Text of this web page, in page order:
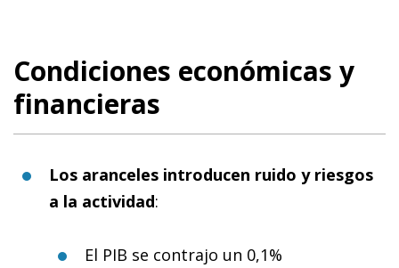
Condiciones económicas y
financieras
Los aranceles introducen ruido y riesgos
a la actividad:
El PIB se contrajo un 0,1%